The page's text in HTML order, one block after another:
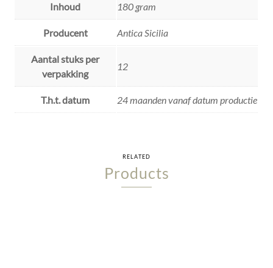
Inhoud 180 gram
Producent Antica Sicilia
Aantal stuks per
verpakking
12
T.h.t. datum 24 maanden vanaf datum productie
RELATED
Products